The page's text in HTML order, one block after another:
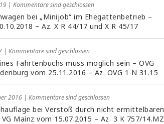
| Kommentare sind geschlossen
bei „Minijob“ im Ehegattenbetrieb –
– Az. X R 44/17 und X R 45/17
| Kommentare sind geschlossen
Fahrtenbuchs muss möglich sein – OVG
vom 25.11.2016 – Az. OVG 1 N 31.15
2016 | Kommentare sind geschlossen
bei Verstoß durch nicht ermittelbaren
Mainz vom 15.07.2015 – Az. 3 K 757/14.MZ